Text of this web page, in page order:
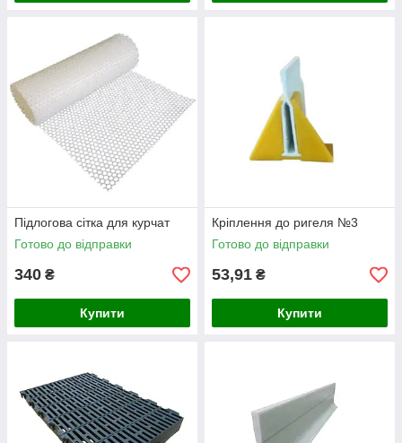
Підлогова сітка для курчат
Готово до відправки
340 ₴
Купити
Кріплення до ригеля №3
Готово до відправки
53,91 ₴
Купити